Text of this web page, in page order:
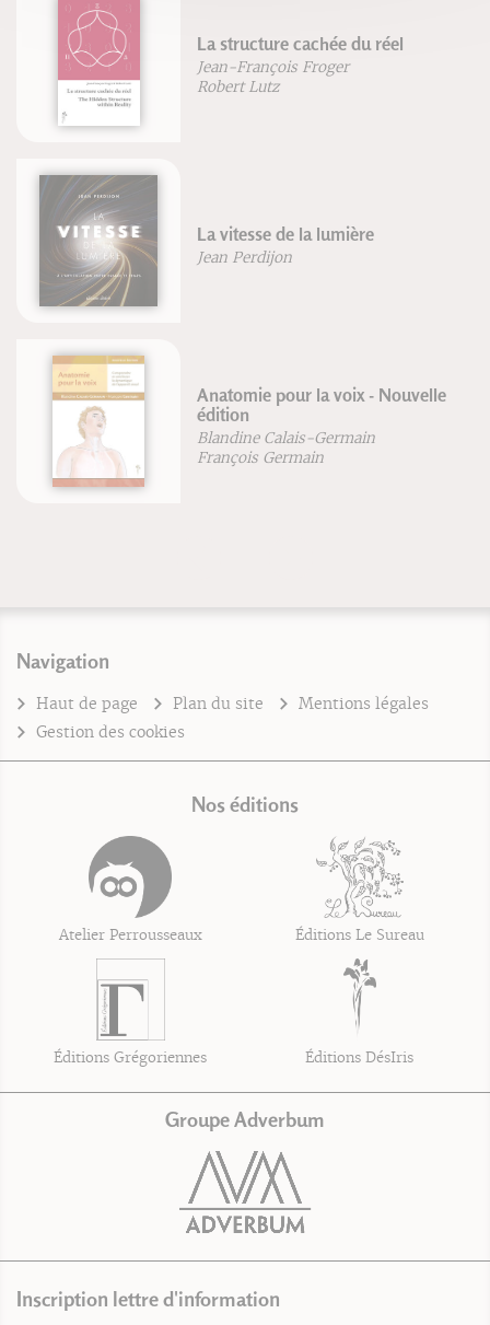
La structure cachée du réel
Jean-François Froger
Robert Lutz
La vitesse de la lumière
Jean Perdijon
Anatomie pour la voix - Nouvelle
édition
Blandine Calais-Germain
François Germain
Navigation
Haut de page Plan du site
Mentions légales
Gestion des cookies
Nos éditions
Atelier Perrousseaux Éditions Le Sureau
Éditions Grégoriennes Éditions DésIris
Groupe Adverbum
Inscription lettre d'information